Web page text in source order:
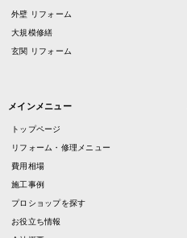
外壁 リフォーム
大規模修繕
玄関 リフォーム
メインメニュー
トップページ
リフォーム・修理メニュー
費用相場
施工事例
プロショップを探す
お役立ち情報